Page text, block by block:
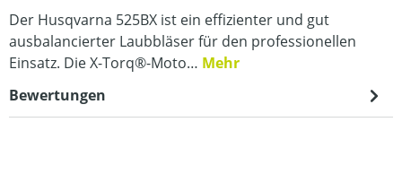
Der Husqvarna 525BX ist ein effizienter und gut
ausbalancierter Laubbläser für den professionellen
Einsatz. Die X-Torq®-Moto… Mehr
Bewertungen